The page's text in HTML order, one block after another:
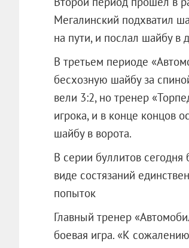
Мегалинский подхватил
на пути, и послал шайбу в
В третьем периоде
бесхозную шайбу за
вели 3:2, но тренер
игрока, и в конце концов
шайбу в ворота.
В серии буллитов
виде состязаний
попыток
Главный тренер
боевая игра. «К